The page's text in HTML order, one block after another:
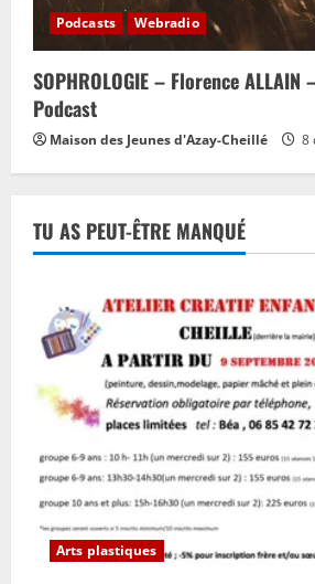
Podcasts Webradio
SOPHROLOGIE – Florence ALLAIN
Podcast
Maison des Jeunes d'Azay-Cheillé 8
TU AS PEUT-ÊTRE MANQUÉ
Arts plastiques